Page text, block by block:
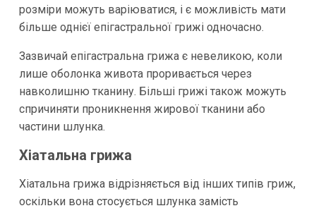
розміри можуть варіюватися, і є можливість мати
більше однієї епігастральної грижі одночасно.
Зазвичай епігастральна грижа є невеликою, коли
лише оболонка живота проривається через
навколишню тканину. Більші грижі також можуть
спричиняти проникнення жирової тканини або
частини шлунка.
Хіатальна грижа
Хіатальна грижа відрізняється від інших типів гриж,
оскільки вона стосується шлунка замість